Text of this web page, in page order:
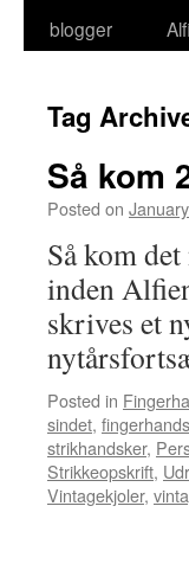
blogger
Tag
Så kom
Posted on
Så kom
inden
skrives et
Posted in
sindet,
strikhandsker,
Strikkeopskrift,
Vintagekjoler,